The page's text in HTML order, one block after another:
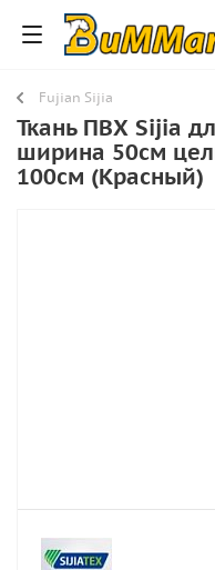
Fujian Sijia
Ткань ПВХ Sijia
ширина 50см
100см (Красный)